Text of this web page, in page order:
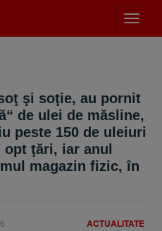
meniu
şi soţie, au pornit
de ulei de măsline,
peste 150 de uleiuri
ţări, iar anul
magazin fizic, în
ACTUALITATE